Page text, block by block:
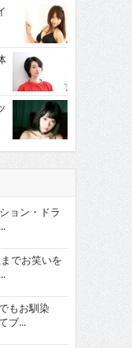
ョン・ドラ
でお笑いを
もお馴染
ブ...